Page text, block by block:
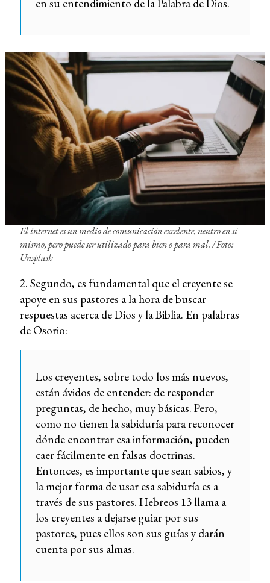
en su entendimiento de la Palabra de Dios.
El internet es un medio de comunicación excelente, neutro en sí
mismo, pero puede ser utilizado para bien o para mal. /Foto:
Unsplash
2. Segundo, es fundamental que el creyente se
apoye en sus pastores a la hora de buscar
respuestas acerca de Dios y la Biblia. En palabras
de Osorio:
Los creyentes, sobre todo los más nuevos,
están ávidos de entender: de responder
preguntas, de hecho, muy básicas. Pero,
como no tienen la sabiduría para reconocer
dónde encontrar esa información, pueden
caer fácilmente en falsas doctrinas.
Entonces, es importante que sean sabios, y
la mejor forma de usar esa sabiduría es a
través de sus pastores. Hebreos 13 llama a
los creyentes a dejarse guiar por sus
pastores, pues ellos son sus guías y darán
cuenta por sus almas.